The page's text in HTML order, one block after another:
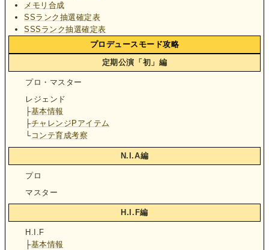
メモリ合成
SSランク抽選確定表
SSSランク抽選確定表
プロデュースモード攻略
定期公演「初」編
プロ・マスター
レジェンド
├基本情報
├チャレンジPアイテム
└コンテ育成考察
N.I.A編
プロ
マスター
H.I.F編
H.I.F
├基本情報